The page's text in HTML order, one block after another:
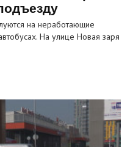
на неработающие
На улице Новая заря